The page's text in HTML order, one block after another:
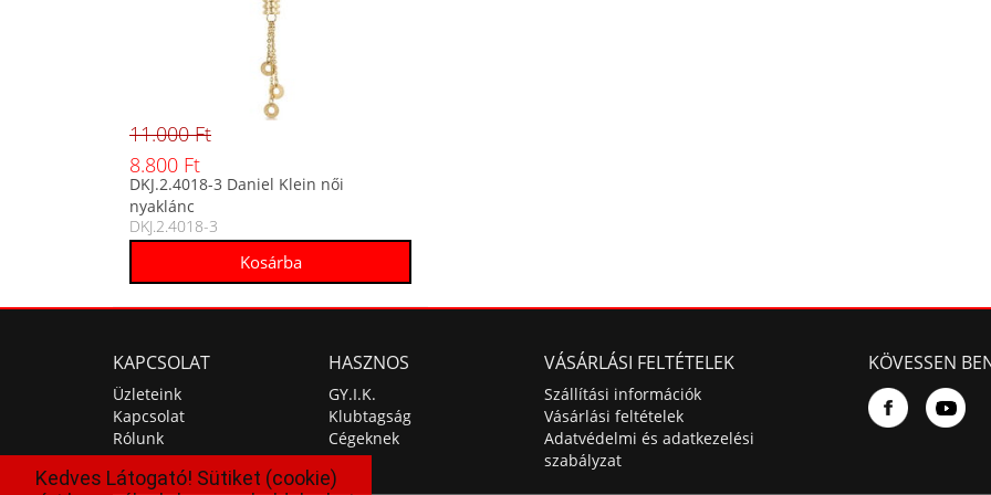
11.000 Ft
8.800 Ft
DKJ.2.4018-3 Daniel Klein női
nyaklánc
DKJ.2.4018-3
KAPCSOLAT
Üzleteink
Kapcsolat
Rólunk
HASZNOS
GY.I.K.
Klubtagság
Cégeknek
VÁSÁRLÁSI FELTÉTELEK
Szállítási információk
Vásárlási feltételek
Adatvédelmi és adatkezelési
szabályzat
KÖVESSEN
Kedves Látogató! Sütiket (cookie)